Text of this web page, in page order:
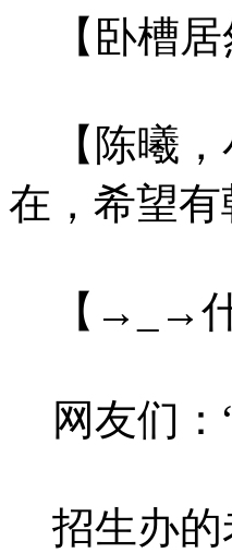
【卧槽居
【陈曦，
在，希望
【→_→什
网友们
招生办的